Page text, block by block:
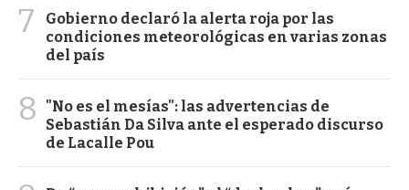
7
Gobierno declaró la alerta roja por las
condiciones meteorológicas en varias zonas
del país
8
"No es el mesías": las advertencias de
Sebastián Da Silva ante el esperado discurso
de Lacalle Pou